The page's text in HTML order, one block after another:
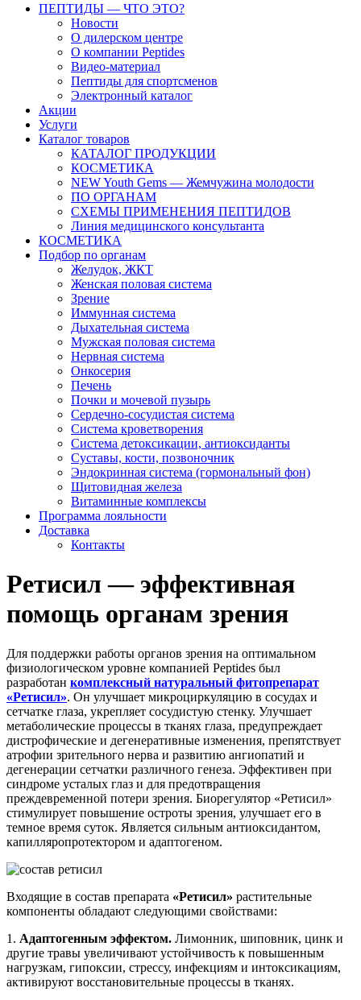
ПЕПТИДЫ — ЧТО ЭТО?
Новости
О дилерском центре
О компании Peptides
Видео-материал
Пептиды для спортсменов
Электронный каталог
Акции
Услуги
Каталог товаров
КАТАЛОГ ПРОДУКЦИИ
КОСМЕТИКА
NEW Youth Gems — Жемчужина молодости
ПО ОРГАНАМ
СХЕМЫ ПРИМЕНЕНИЯ ПЕПТИДОВ
Линия медицинского консультанта
КОСМЕТИКА
Подбор по органам
Желудок, ЖКТ
Женская половая система
Зрение
Иммунная система
Дыхательная система
Мужская половая система
Нервная система
Онкосерия
Печень
Почки и мочевой пузырь
Сердечно-сосудистая система
Система кроветворения
Система детоксикации, антиоксиданты
Суставы, кости, позвоночник
Эндокринная система (гормональный фон)
Щитовидная железа
Витаминные комплексы
Программа лояльности
Доставка
Контакты
Ретисил ― эффективная
помощь органам зрения
Для поддержки работы органов зрения на оптимальном
физиологическом уровне компанией Peptides был
разработан комплексный натуральный фитопрепарат
«Ретисил». Он улучшает микроциркуляцию в сосудах и
сетчатке глаза, укрепляет сосудистую стенку. Улучшает
метаболические процессы в тканях глаза, предупреждает
дистрофические и дегенеративные изменения, препятствует
атрофии зрительного нерва и развитию ангиопатий и
дегенерации сетчатки различного генеза. Эффективен при
синдроме усталых глаз и для предотвращения
преждевременной потери зрения. Биорегулятор «Ретисил»
стимулирует повышение остроты зрения, улучшает его в
темное время суток. Является сильным антиоксидантом,
капилляропротектором и адаптогеном.
Входящие в состав препарата «Ретисил» растительные
компоненты обладают следующими свойствами:
1. Адаптогенным эффектом. Лимонник, шиповник, цинк и
другие травы увеличивают устойчивость к повышенным
нагрузкам, гипоксии, стрессу, инфекциям и интоксикациям,
активируют восстановительные процессы в тканях.